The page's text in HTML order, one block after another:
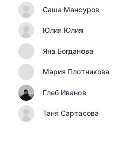
Саша Мансуров
Юлия Юлия
Яна Богданова
Мария Плотникова
Глеб Иванов
Таня Сартасова